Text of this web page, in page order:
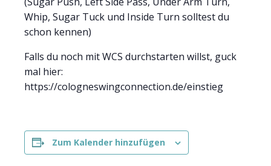
Whip, Sugar Tuck und Inside Turn solltest du
schon kennen)
Falls du noch mit WCS durchstarten willst, guck
mal hier:
https://cologneswingconnection.de/einstieg
Zum Kalender hinzufügen